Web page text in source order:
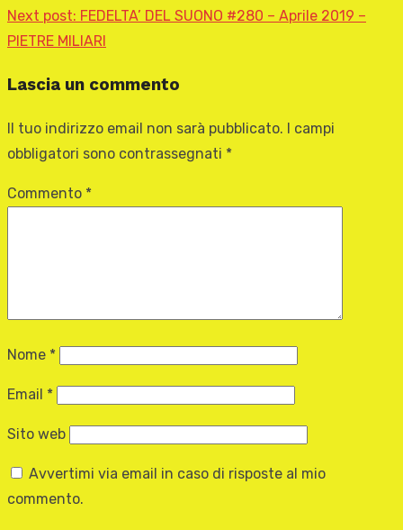
Next post: FEDELTA’ DEL SUONO #280 – Aprile 2019 –
PIETRE MILIARI
Lascia un commento
Il tuo indirizzo email non sarà pubblicato. I campi
obbligatori sono contrassegnati *
Commento *
Nome *
Email *
Sito web
Avvertimi via email in caso di risposte al mio
commento.